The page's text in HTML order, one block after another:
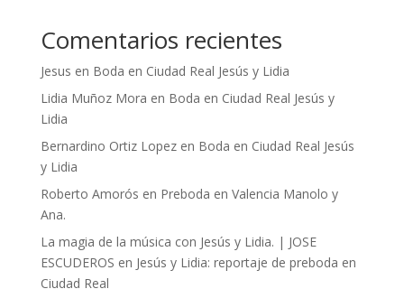
Comentarios recientes
Jesus en Boda en Ciudad Real Jesús y Lidia
Lidia Muñoz Mora en Boda en Ciudad Real Jesús y
Lidia
Bernardino Ortiz Lopezen Boda en Ciudad Real Jesús
y Lidia
Roberto Amorós en Preboda en Valencia Manolo y
Ana.
La magia de la música con Jesús y Lidia. | JOSE
ESCUDEROS en Jesús y Lidia: reportaje de preboda en
Ciudad Real